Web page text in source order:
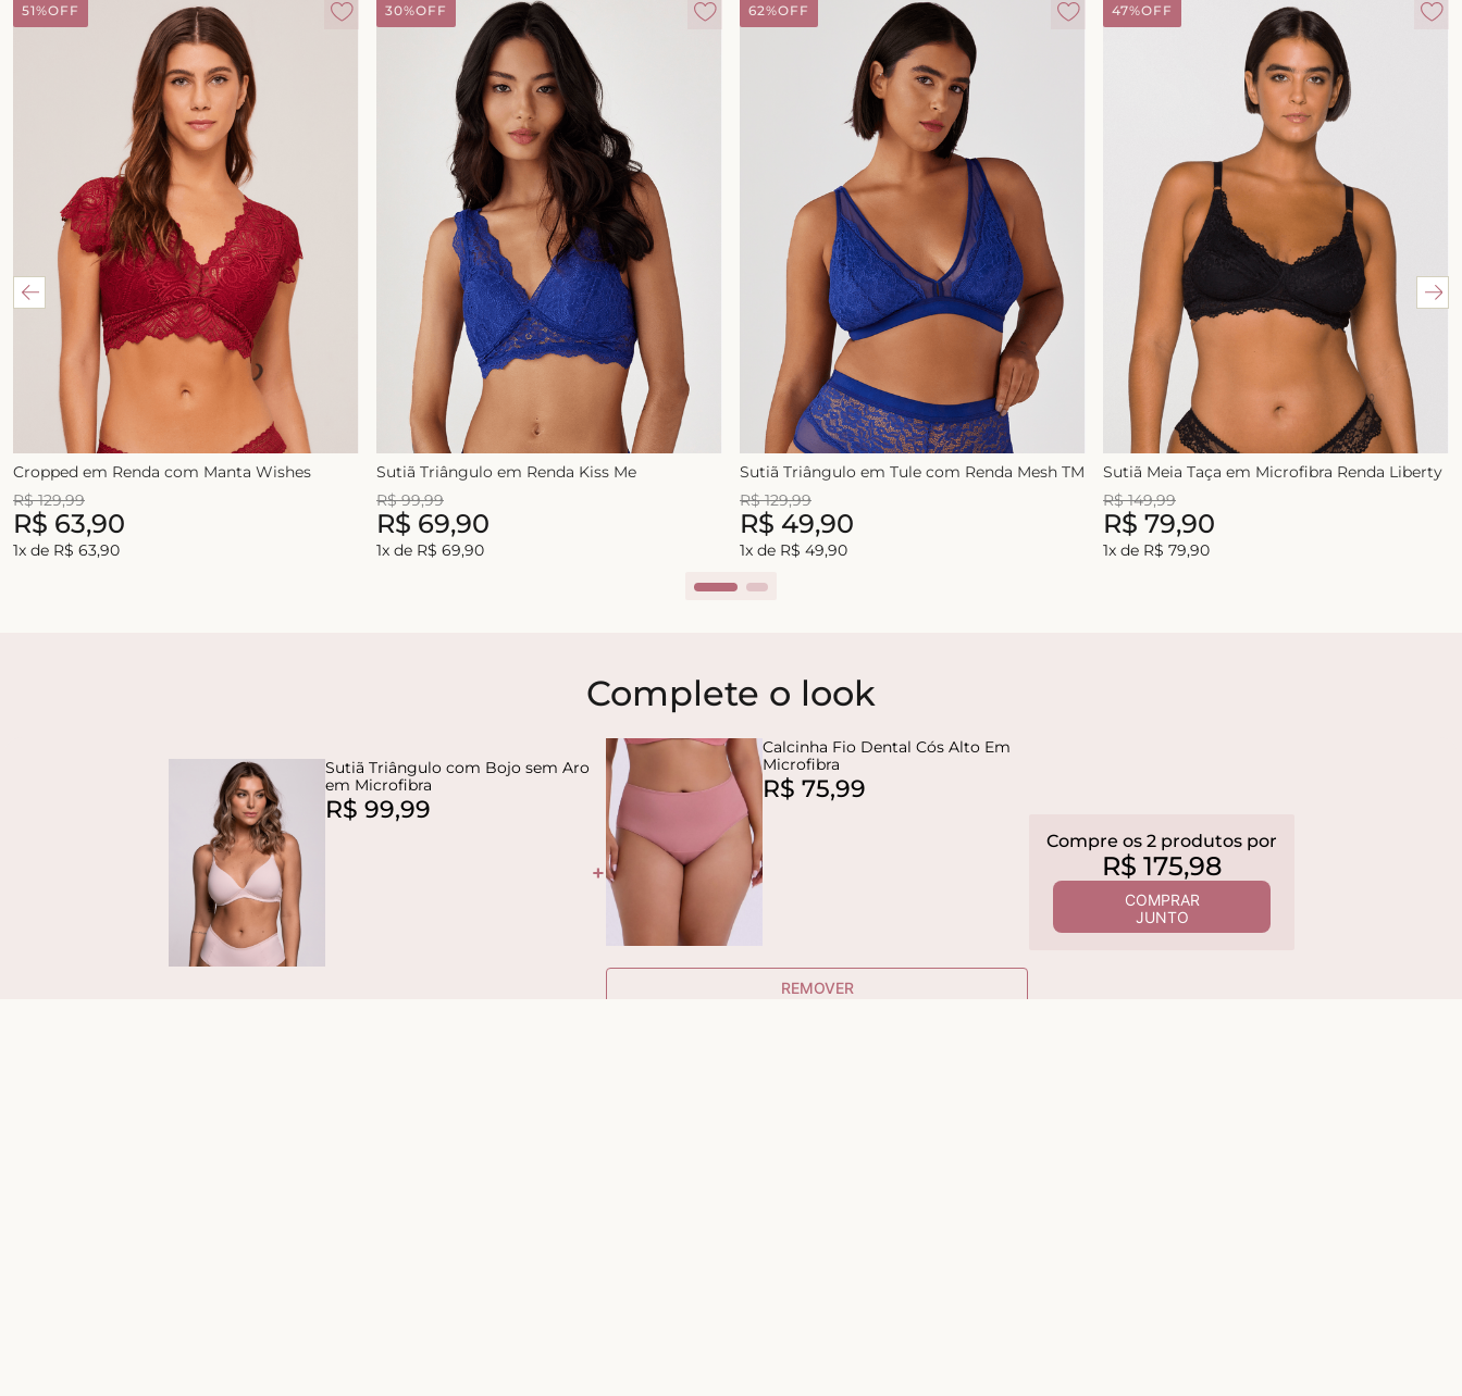
51%OFF
Cropped em Renda com Manta Wishes
R$ 129,99
R$ 63,90
1x de R$ 63,90
30%OFF
Sutiã Triângulo em Renda Kiss Me
R$ 99,99
R$ 69,90
1x de R$ 69,90
62%OFF
Sutiã Triângulo em Tule com Renda Mesh TM
R$ 129,99
R$ 49,90
1x de R$ 49,90
47%OFF
Sutiã Meia Taça em Microfibra Renda Liberty
R$ 149,99
R$ 79,90
1x de R$ 79,90
Complete o look
Sutiã Triângulo com Bojo sem Aro
em Microfibra
R$ 99,99
+
Calcinha Fio Dental Cós Alto Em
Microfibra
R$ 75,99
REMOVER
Compre os 2 produtos por
R$ 175,98
COMPRAR
JUNTO